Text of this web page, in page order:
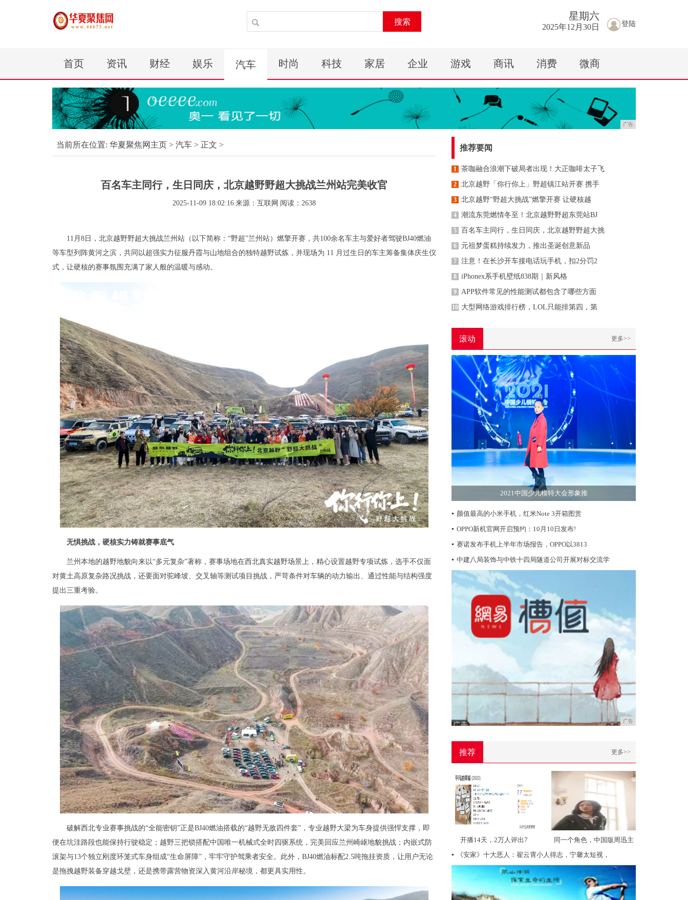
搜索 登陆
星期六
2025年12月30日
首页 资讯 财经 娱乐 汽车 时尚 科技 家居 企业 游戏 商讯 消费 微商
广告
当前所在位置: 华夏聚焦网主页 > 汽车 > 正文 >
百名车主同行，生日同庆，北京越野野超大挑战兰州站完美收官
2025-11-09 18:02:16 来源：互联网 阅读：2638
11月8日，北京越野野超大挑战兰州站（以下简称：“野超”兰州站）燃擎开赛，共100余名车主与爱好者驾驶BJ40燃油
等车型列阵黄河之滨，共同以超强实力征服丹霞与山地组合的独特越野试炼，并现场为 11 月过生日的车主筹备集体庆生仪
式，让硬核的赛事氛围充满了家人般的温暖与感动。
无惧挑战，硬核实力铸就赛事底气
兰州本地的越野地貌向来以“多元复杂”著称，赛事场地在西北真实越野场景上，精心设置越野专项试炼，选手不仅面
对黄土高原复杂路况挑战，还要面对驼峰坡、交叉轴等测试项目挑战，严苛条件对车辆的动力输出、通过性能与结构强度
提出三重考验。
破解西北专业赛事挑战的“全能密钥”正是BJ40燃油搭载的“越野无敌四件套”，专业越野大梁为车身提供强悍支撑，即
便在坑洼路段也能保持行驶稳定；越野三把锁搭配中国唯一机械式全时四驱系统，完美回应兰州崎岖地貌挑战；内嵌式防
滚架与13个独立刚度环笼式车身组成“生命屏障”，牢牢守护驾乘者安全。此外，BJ40燃油标配2.5吨拖挂资质，让用户无论
是拖拽越野装备穿越戈壁，还是携带露营物资深入黄河沿岸秘境，都更具实用性。
推荐要闻
1 茶咖融合浪潮下破局者出现！大正咖啡太子飞
2 北京越野「你行你上」野超镇江站开赛 携手
3 北京越野“野超大挑战”燃擎开赛 让硬核越
4 潮流东莞燃情冬至！北京越野野超东莞站BJ
5 百名车主同行，生日同庆，北京越野野超大挑
6 元祖梦蛋糕持续发力，推出圣诞创意新品
7 注意！在长沙开车接电话玩手机，扣2分罚2
8 iPhonex系手机壁纸838期｜新风格
9 APP软件常见的性能测试都包含了哪些方面
10 大型网络游戏排行榜，LOL只能排第四，第
滚动 更多>>
2021中国少儿模特大会形象推
▪ 颜值最高的小米手机，红米Note 3开箱图赏
▪ OPPO新机官网开启预约：10月10日发布!
▪ 赛诺发布手机上半年市场报告，OPPO以3813
▪ 中建八局装饰与中铁十四局隧道公司开展对标交流学
广告
推荐 更多>>
开播14天，2万人评出7
同一个角色，中国版周迅主
▪
《安家》十大恶人：翟云霄小人得志，宁馨太短视，